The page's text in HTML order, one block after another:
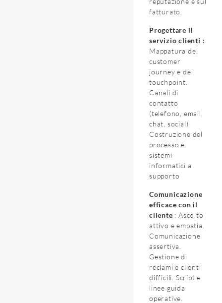
fatturato.
Progettare il
servizio clienti :
Mappatura del
customer
journey e dei
touchpoint.
Canali di
contatto
(telefono, email,
chat, social).
Costruzione del
processo e
sistemi
informatici a
supporto
Comunicazione
efficace con il
cliente : Ascolto
attivo e empatia.
Comunicazione
assertiva.
Gestione di
reclami e clienti
difficili. Script e
linee guida
operative.